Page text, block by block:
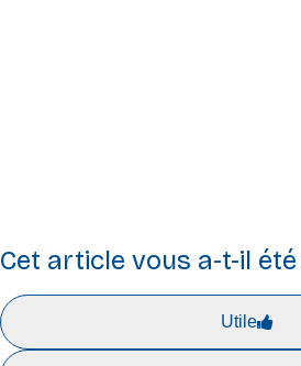
Cet article vous a-t-il été
Utile